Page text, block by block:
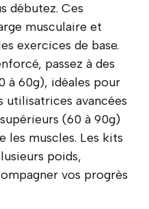
débutez. Ces
musculaire et
exercices de base.
passez à des
à 60g), idéales pour
utilisatrices avancées
(60 à 90g)
les muscles. Les kits
poids,
vos progrès